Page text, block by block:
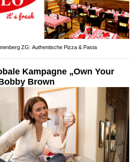
ZG: Authentische Pizza & Pasta
Kampagne „Own Your
Brown